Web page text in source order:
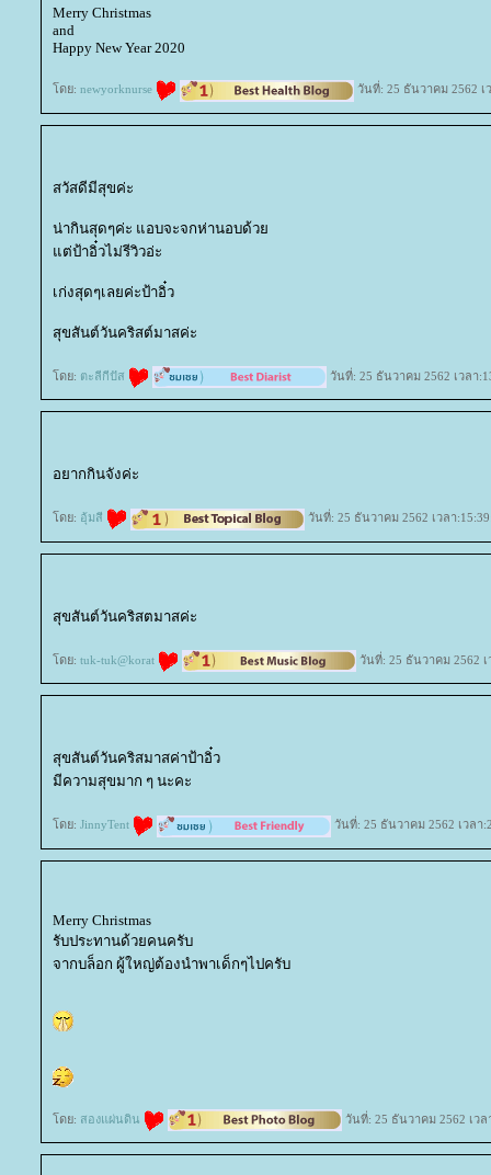
Merry Christmas
and
Happy New Year 2020
ดย: newyorknurse วันที่: 25 ธันวาคม 2562 เ
สวัสดีมีสุขค่ะ
น่ากินสุดๆค่ะ แอบจะจกห่านอบด้ว
ต่ป้าอิ๋วไม่รีวิวอ่ะ
เก่งสุดๆเลยค่ะป้าอิ๋ว
สุขสันต์วันคริสต์มาสค่ะ
ดย: ตะลีกีปัส วันที่: 25 ธันวาคม 2562 เวลา
อยากกินจังค่ะ
ดย: อุ้มสี วันที่: 25 ธันวาคม 2562 เวลา
สุขสันต์วันคริสตมาสค่ะ
ดย: tuk-tuk@korat วันที่: 25 ธันวาคม 2562 เ
สุขสันต์วันคริสมาสค่าป้าอิ๋ว
มีความสุขมาก ๆ นะคะ
ดย: JinnyTent วันที่: 25 ธันวาคม 2562 เวลา
Merry Christmas
รับประทานด้วยคนครับ
จากบล็อก ผู้ใหญ่ต้องนำพาเด็กๆไปครับ
ดย: สองแผ่นดิน วันที่: 25 ธันวาคม 2562 เวล